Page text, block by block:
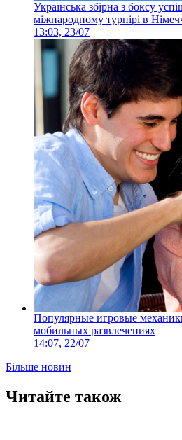
Українська збірна з боксу
міжнародному турнірі в
13:03, 23/07
Популярные игровые
мобильных развлечениях
14:07, 22/07
Більше новин
Читайте також